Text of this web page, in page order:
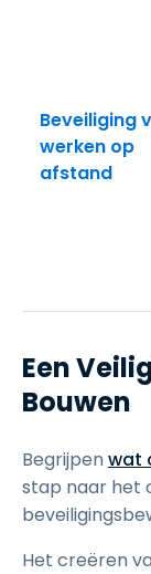
Beveiliging
werken op
afstand
Een
Bouwen
Begrijpenwat
stap naar het
Het creëren